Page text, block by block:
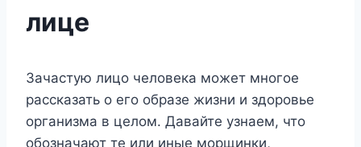
лице
Зачастую лицо человека может многое
рассказать о его образе жизни и здоровье
организма в целом. Давайте узнаем, что
обозначают те или иные морщинки,